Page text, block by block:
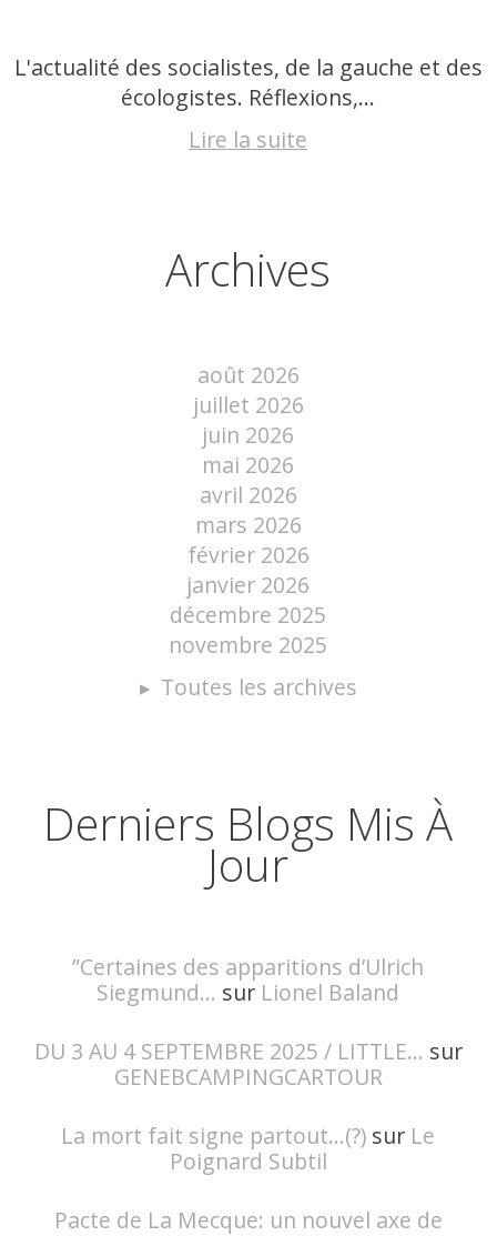
L'actualité des socialistes, de la gauche et des
écologistes. Réflexions,...
Lire la suite
Archives
août 2026
juillet 2026
juin 2026
mai 2026
avril 2026
mars 2026
février 2026
janvier 2026
décembre 2025
novembre 2025
Toutes les archives
Derniers Blogs Mis À
Jour
”Certaines des apparitions d’Ulrich
Siegmund... sur Lionel Baland
DU 3 AU 4 SEPTEMBRE 2025 / LITTLE... sur
GENEBCAMPINGCARTOUR
La mort fait signe partout...(?) sur Le
Poignard Subtil
Pacte de La Mecque: un nouvel axe de